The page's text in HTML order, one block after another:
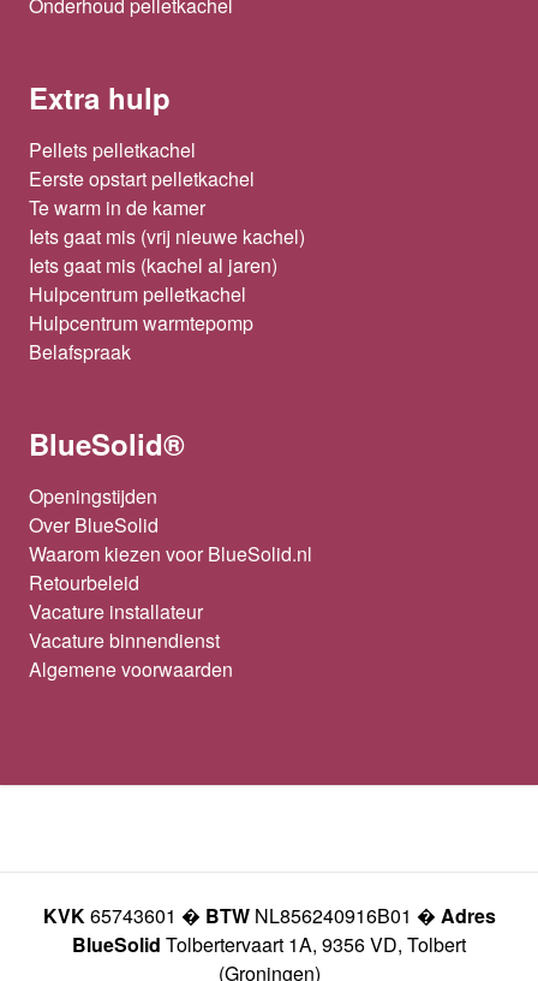
Onderhoud pelletkachel
Extra hulp
Pellets pelletkachel
Eerste opstart pelletkachel
Te warm in de kamer
Iets gaat mis (vrij nieuwe kachel)
Iets gaat mis (kachel al jaren)
Hulpcentrum pelletkachel
Hulpcentrum warmtepomp
Belafspraak
BlueSolid®
Openingstijden
Over BlueSolid
Waarom kiezen voor BlueSolid.nl
Retourbeleid
Vacature installateur
Vacature binnendienst
Algemene voorwaarden
KVK65743601 � BTWNL856240916B01 � Adres
BlueSolid Tolbertervaart 1A, 9356 VD, Tolbert
(Groningen)